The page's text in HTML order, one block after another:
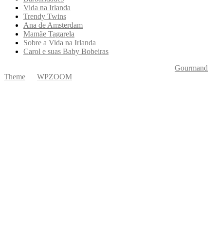
Vida na Irlanda
Trendy Twins
Ana de Amsterdam
Mamãe Tagarela
Sobre a Vida na Irlanda
Carol e suas Baby Bobeiras
Gourmand
Theme
WPZOOM